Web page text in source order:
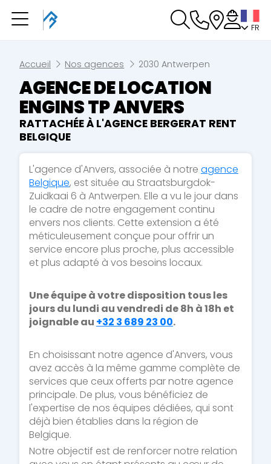
FR
Accueil Nos agences 2030 Antwerpen
AGENCE DE LOCATION
ENGINS TP ANVERS
RATTACHÉE À L'AGENCE BERGERAT RENT
BELGIQUE
L'agence d'Anvers, associée à notre agence
Belgique, est située au Straatsburgdok-
Zuidkaai 6 à Antwerpen. Elle a vu le jour dans
le cadre de notre engagement continu
envers nos clients. Cette extension a été
méticuleusement conçue pour offrir un
service encore plus proche, plus accessible
et plus adapté à vos besoins locaux.
Une équipe à votre disposition tous les
jours du lundi au vendredi de 8h à 18h et
joignable au +32 3 689 23 00.
En choisissant notre agence d'Anvers, vous
avez accès à la même gamme complète de
services que ceux offerts par notre agence
principale. De plus, vous bénéficiez de
l'expertise de nos équipes dédiées, qui sont
déjà bien établies dans la région de
Belgique.
Notre objectif est de renforcer notre relation
Vous avez une
Vous n'avez pas de réservation en cours